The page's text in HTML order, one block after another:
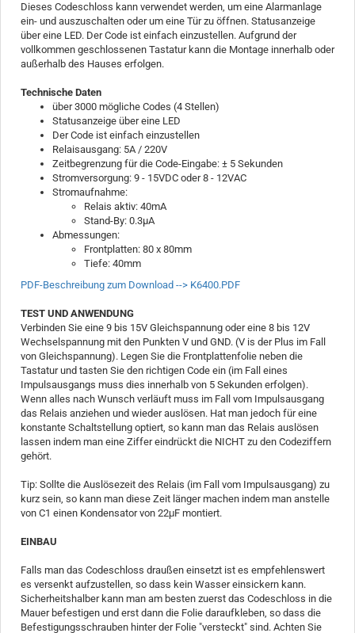
Dieses Codeschloss kann verwendet werden, um eine Alarmanlage
ein- und auszuschalten oder um eine Tür zu öffnen. Statusanzeige
über eine LED. Der Code ist einfach einzustellen. Aufgrund der
vollkommen geschlossenen Tastatur kann die Montage innerhalb oder
außerhalb des Hauses erfolgen.
Technische Daten
über 3000 mögliche Codes (4 Stellen)
Statusanzeige über eine LED
Der Code ist einfach einzustellen
Relaisausgang: 5A / 220V
Zeitbegrenzung für die Code-Eingabe: ± 5 Sekunden
Stromversorgung: 9 - 15VDC oder 8 - 12VAC
Stromaufnahme:
Relais aktiv: 40mA
Stand-By: 0.3µA
Abmessungen:
Frontplatten: 80 x 80mm
Tiefe: 40mm
PDF-Beschreibung zum Download --> K6400.PDF
TEST UND ANWENDUNG
Verbinden Sie eine 9 bis 15V Gleichspannung oder eine 8 bis 12V
Wechselspannung mit den Punkten V und GND. (V is der Plus im Fall
von Gleichspannung). Legen Sie die Frontplattenfolie neben die
Tastatur und tasten Sie den richtigen Code ein (im Fall eines
Impulsausgangs muss dies innerhalb von 5 Sekunden erfolgen).
Wenn alles nach Wunsch verläuft muss im Fall vom Impulsausgang
das Relais anziehen und wieder auslösen. Hat man jedoch für eine
konstante Schaltstellung optiert, so kann man das Relais auslösen
lassen indem man eine Ziffer eindrückt die NICHT zu den Codeziffern
gehört.
Tip: Sollte die Auslösezeit des Relais (im Fall vom Impulsausgang) zu
kurz sein, so kann man diese Zeit länger machen indem man anstelle
von C1 einen Kondensator von 22μF montiert.
EINBAU
Falls man das Codeschloss draußen einsetzt ist es empfehlenswert
es versenkt aufzustellen, so dass kein Wasser einsickern kann.
Sicherheitshalber kann man am besten zuerst das Codeschloss in die
Mauer befestigen und erst dann die Folie daraufkleben, so dass die
Befestigungsschrauben hinter der Folie "versteckt" sind. Achten Sie